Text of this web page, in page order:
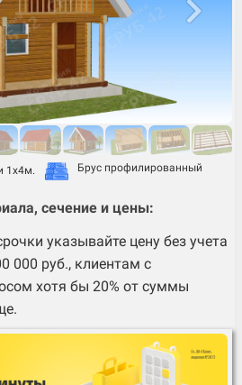
1х4м. Брус профилированный
сечение и цены:
указывайте цену без учета
000 руб., клиентам с
хотя бы 20% от суммы